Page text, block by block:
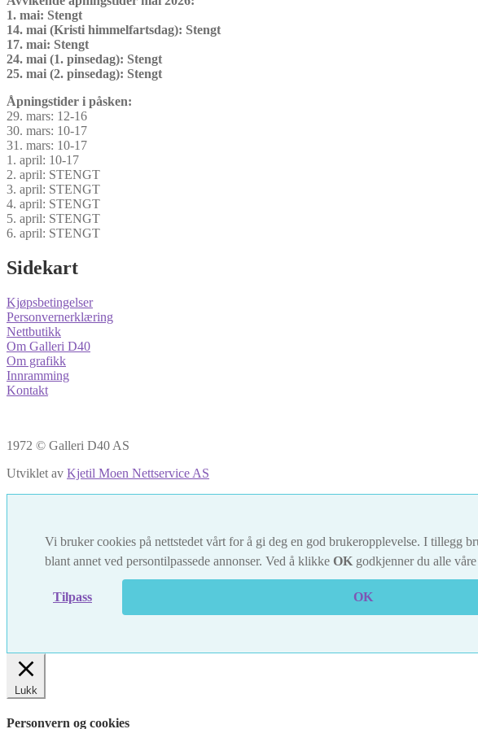
1. mai: Stengt
14. mai (Kristi himmelfartsdag): Stengt
17. mai: Stengt
24. mai (1. pinsedag): Stengt
25. mai (2. pinsedag): Stengt
Åpningstider i påsken:
29. mars: 12-16
30. mars: 10-17
31. mars: 10-17
1. april: 10-17
2. april: STENGT
3. april: STENGT
4. april: STENGT
5. april: STENGT
6. april: STENGT
Sidekart
Kjøpsbetingelser
Personvernerklæring
Nettbutikk
Om Galleri D40
Om grafikk
Innramming
Kontakt
1972 © Galleri D40 AS
Utviklet av Kjetil Moen Nettservice AS
Vi bruker cookies på nettstedet vårt for å gi deg en god brukeropplevelse. I tillegg
blant annet ved persontilpassede annonser. Ved å klikke OK godkjenner du alle
Tilpass OK
Lukk
Personvern og cookies